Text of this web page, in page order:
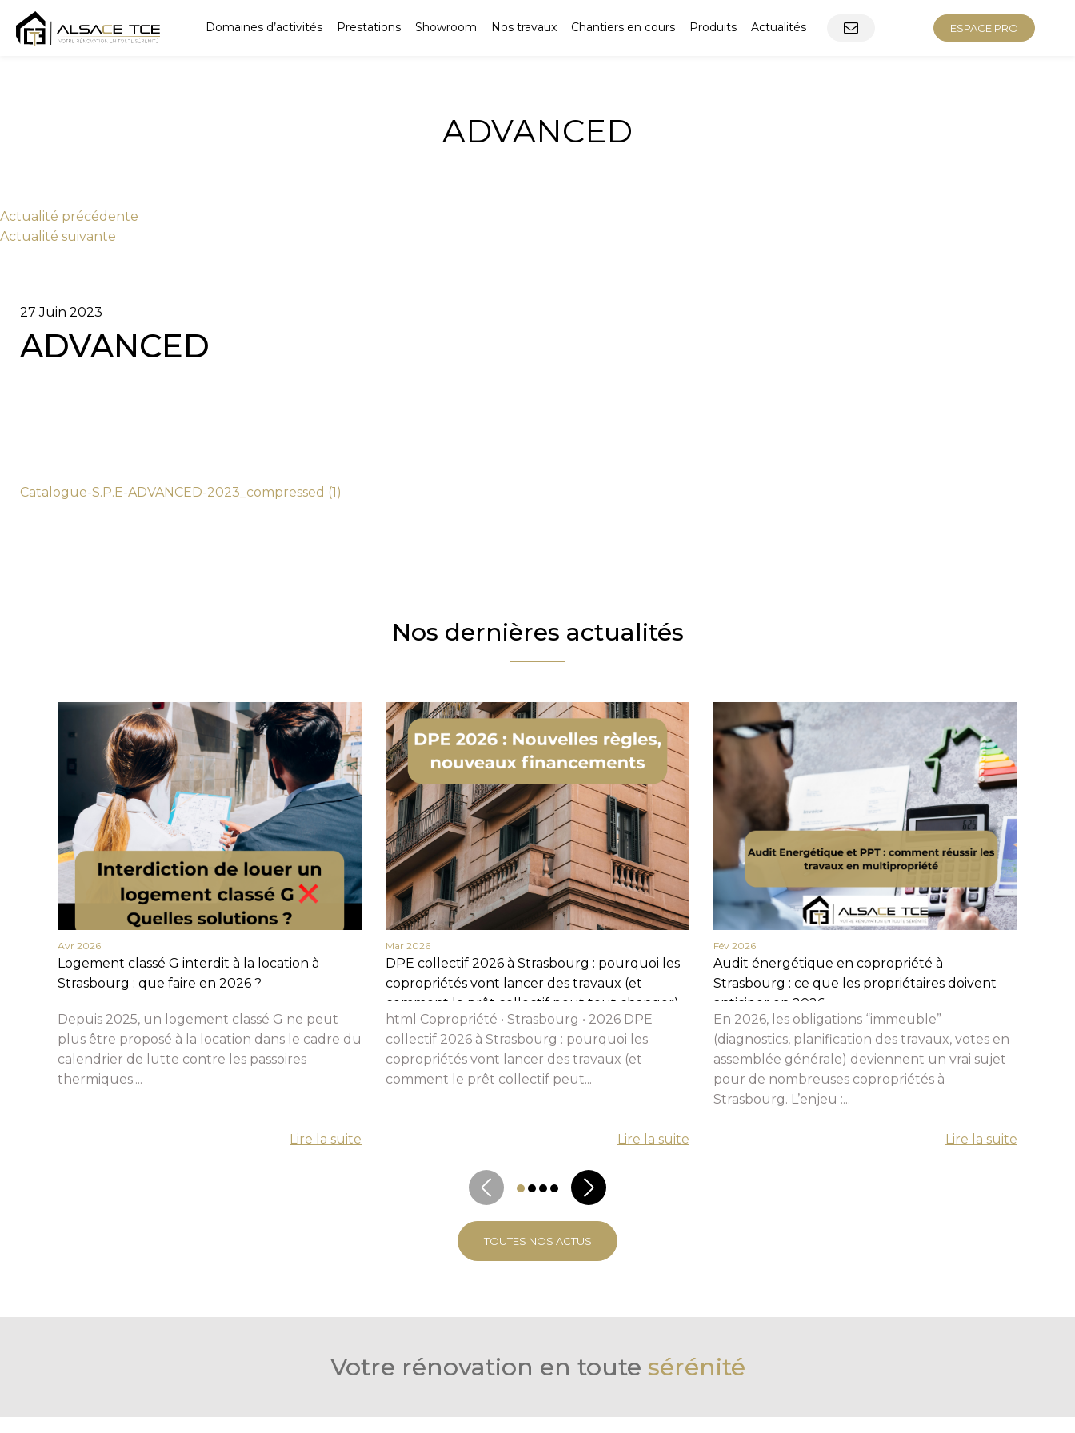
Domaines d’activités Prestations Showroom Nos travaux Chantiers en cours Produits Actualités ESPACE PRO
ADVANCED
Actualité précédente
Actualité suivante
27 Juin 2023
ADVANCED
Catalogue-S.P.E-ADVANCED-2023_compressed (1)
Nos dernières actualités
Avr 2026
Logement classé G interdit à la location à
Strasbourg : que faire en 2026 ?
Depuis 2025, un logement classé G ne peut
plus être proposé à la location dans le cadre du
calendrier de lutte contre les passoires
thermiques....
Lire la suite
Mar 2026
DPE collectif 2026 à Strasbourg : pourquoi les
copropriétés vont lancer des travaux (et
comment le prêt collectif peut tout changer)
html Copropriété • Strasbourg • 2026 DPE
collectif 2026 à Strasbourg : pourquoi les
copropriétés vont lancer des travaux (et
comment le prêt collectif peut...
Lire la suite
Fév 2026
Audit énergétique en copropriété à
Strasbourg : ce que les propriétaires doivent
anticiper en 2026
En 2026, les obligations “immeuble”
(diagnostics, planification des travaux, votes en
assemblée générale) deviennent un vrai sujet
pour de nombreuses copropriétés à
Strasbourg. L’enjeu :...
Lire la suite
TOUTES NOS ACTUS
Votre rénovation en toute sérénité
Nom
Prénom
Téléphone
Email
Message
Vérification